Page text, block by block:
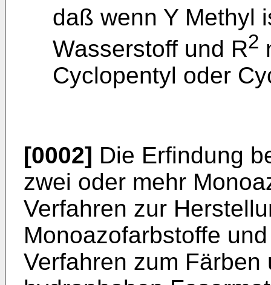
daß wenn Y Methyl
Wasserstoff und R2
Cyclopentyl oder
[0002] Die Erfindung
zwei oder mehr
Verfahren zur
Monoazofarbstoffe
Verfahren zum